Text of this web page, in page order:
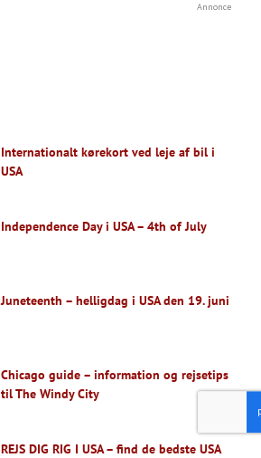
Annonce
Internationalt kørekort ved leje af bil i
USA
Independence Day i USA – 4th of July
Juneteenth – helligdag i USA den 19. juni
Chicago guide – information og rejsetips
til The Windy City
REJS DIG RIG I USA – find de bedste USA